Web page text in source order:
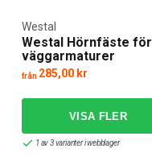
Westal Hörnfäste för
väggarmaturer
Westal
från 285,00 kr
1 av 3 varianter i webblager